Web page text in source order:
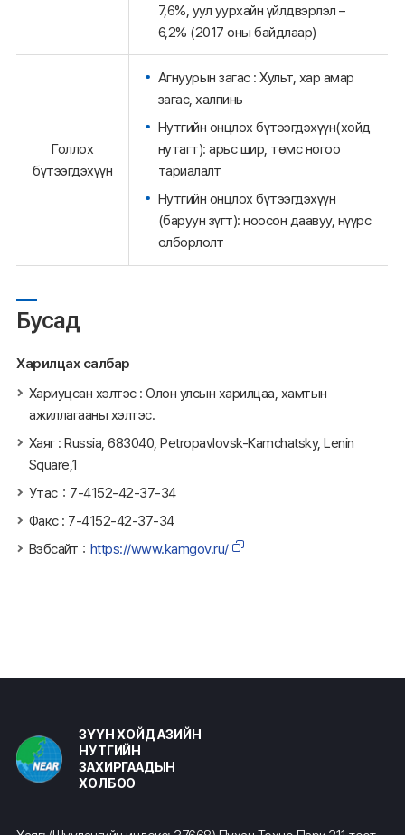
7,6%, уул уурхайн үйлдвэрлэл –
6,2% (2017 оны байдлаар)
Голлох
бүтээгдэхүүн
Агнуурын загас : Хульт, хар амар
загас, халпинь
Нутгийн онцлох бүтээгдэхүүн(хойд
нутагт): арьс шир, төмс ногоо
тариалалт
Нутгийн онцлох бүтээгдэхүүн
(баруун зүгт): ноосон даавуу, нүүрс
олборлолт
Бусад
Харилцах салбар
Хариуцсан хэлтэс : Олон улсын харилцаа, хамтын
ажиллагааны хэлтэс.
Хаяг : Russia, 683040, Petropavlovsk-Kamchatsky, Lenin
Square,1
Утас：7-4152-42-37-34
Факс : 7-4152-42-37-34
Вэбсайт： https://www.kamgov.ru/
ЗҮҮН ХОЙД АЗИЙН
НУТГИЙН
ЗАХИРГААДЫН
ХОЛБОО